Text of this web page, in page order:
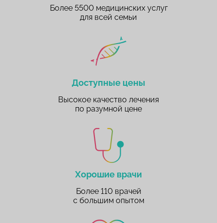
Более 5500 медицинских услуг
для всей семьи
Доступные цены
Высокое качество лечения
по разумной цене
Хорошие врачи
Более 110 врачей
с большим опытом